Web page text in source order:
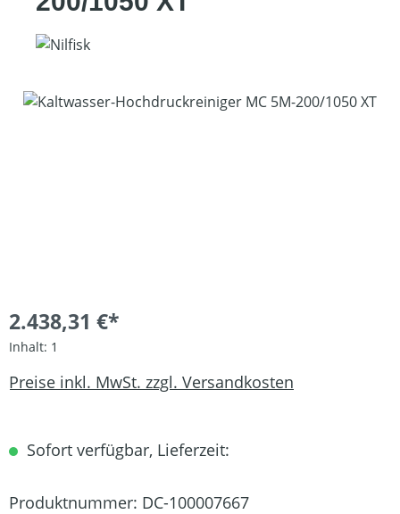
Bildergalerie überspringen
2.438,31 €*
Inhalt: 1
Preise inkl. MwSt. zzgl. Versandkosten
Sofort verfügbar, Lieferzeit:
Produktnummer: DC-100007667